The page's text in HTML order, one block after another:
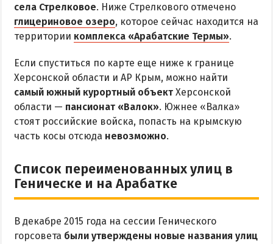
ДОСТОПРИМЕЧАТЕЛЬНОСТИ
Генический маяк
ПИТАНИЕ
РАЗВЛЕЧЕНИЯ
Аквапарк
Дельфинарий
Виндсерфинг
ЭКСКУРСИИ И МАРШРУТЫ
села Стрелковое. Ниже Стрелкового отмечено
глицериновое озеро, которое сейчас находится на
территории комплекса «Арабатские Термы».
Если спуститься по карте еще ниже к границе
Херсонской области и АР Крым, можно найти
самый южный курортный объект Херсонской
области — пансионат «Валок». Южнее «Валка»
стоят российские войска, попасть на крымскую
часть косы отсюда невозможно.
Список переименованных улиц в
Геническе и на Арабатке
В декабре 2015 года на сессии Генического
горсовета были утверждены новые названия улиц